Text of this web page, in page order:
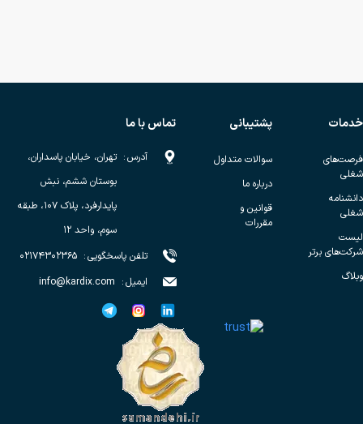
خدمات
فرصت‌های
شغلی
دانشنامه
شغلی
لیست
شرکت‌های برتر
وبلاگ
پشتیبانی
سوالات متداول
درباره ما
قوانین و
مقررات
تماس با ما
آدرس: تهران، خیابان پاسداران،
بوستان ششم، نبش
پایدارفرد، پلاک ۱۰۷، طبقه
سوم، واحد ۱۲
تلفن پاسخگویی: ۰۲۱۷۴۳۰۲۳۶۵
ایمیل:
info@kardix.com